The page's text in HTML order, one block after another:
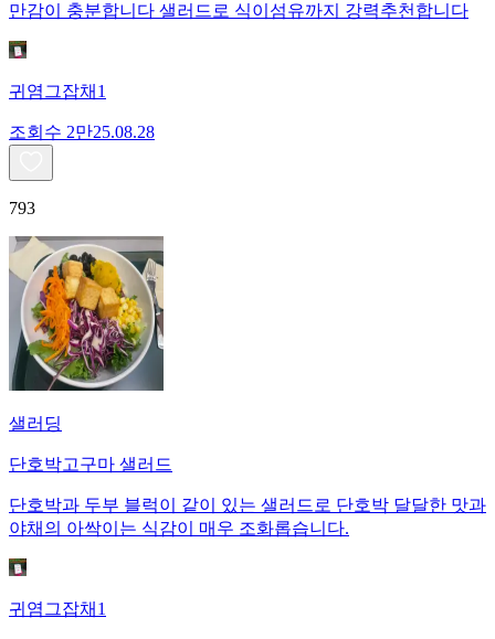
만감이 충분합니다 샐러드로 식이섬유까지 강력추천합니다
귀염그잡채1
조회수 2만25.08.28
793
샐러딩
단호박고구마 샐러드
단호박과 두부 블럭이 같이 있는 샐러드로 단호박 달달한 맛과
야채의 아싹이는 식감이 매우 조화롭습니다.
귀염그잡채1